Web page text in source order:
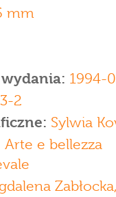
mm
1994-
2
Sylwia
Arte e bellezza